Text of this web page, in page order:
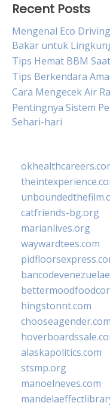
Recent Posts
Mengenal Eco
Bakar untuk
Tips Hemat BBM
Tips Berkendara
Cara Mengecek Air
Pentingnya Sistem
Sehari-hari
catfriends-bg.org
marianlives.org
waywardtees.com
hingstonnt.com
chooseagender.com
alaskapolitics.com
stsmp.org
manoelneves.com